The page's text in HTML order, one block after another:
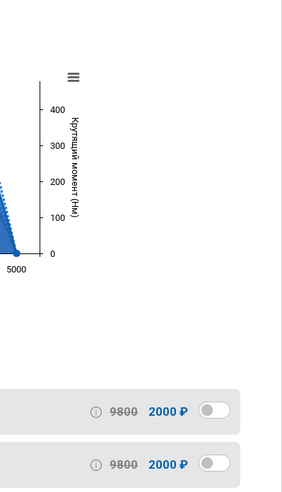
Крутящий момент (Нм)
5000
0
100
200
300
400
9800 2000 ₽
9800 2000 ₽